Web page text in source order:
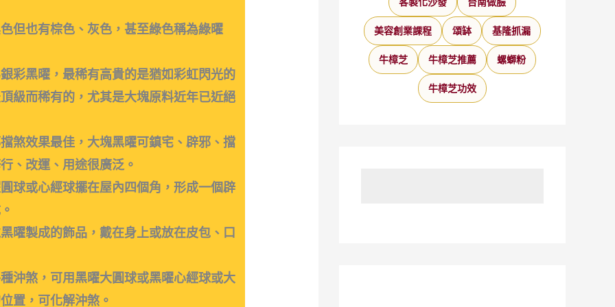
但也有棕色、灰色，甚至綠色稱為綠曜
彩黑曜，最稀有高貴的是猶如彩虹閃光的
級而稀有的，尤其是大塊原料近年已近絕
煞效果最佳，大塊黑曜可鎮宅、辟邪、擋
、改運、用途很廣泛。
球或心經球擺在屋內四個角，形成一個辟
曜製成的飾品，戴在身上或放在皮包、口
沖煞，可用黑曜大圓球或黑曜心經球或大
置，可化解沖煞。
美容創業課程 頌缽 基隆抓漏
牛樟芝 牛樟芝推薦 螺螄粉
牛樟芝功效